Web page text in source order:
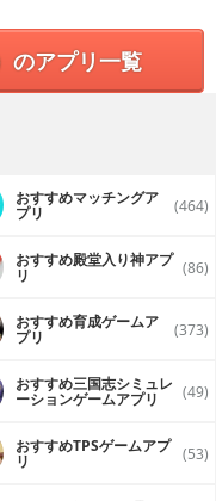
の平均時間)これは
とができます。
のアプリ一覧
おすすめマッチングア
プリ (464)
おすすめ殿堂入り神アプ
リ (86)
おすすめ育成ゲームア
プリ (373)
おすすめ三国志シミュレ
ーションゲームアプリ (49)
おすすめTPSゲームアプ
リ (53)